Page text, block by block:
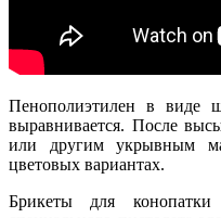
Пенополиэтилен в виде
выравнивается. После
или другим укрывным
цветовых вариантах.
Брикеты для конопатки